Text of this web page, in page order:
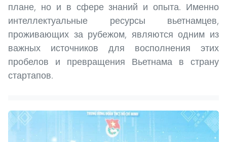
плане, но и в сфере знаний и опыта. Именно
интеллектуальные ресурсы вьетнамцев,
проживающих за рубежом, являются одним из
важных источников для восполнения этих
пробелов и превращения Вьетнама в страну
стартапов.